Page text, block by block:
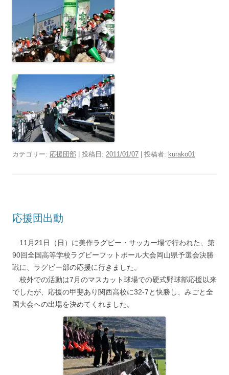
カテゴリー: 応援団部 | 投稿日: 2011/01/07 投稿者: kurako01
応援団出動
11月21日（日）に美作ラグビー・サッカー場で行われた、第
90回全国高等学校ラグビーフットボール大会岡山県予選会決勝
戦に、ラグビー部の応援に行きました。
校外での活動は7月のマスカット球場での硬式野球部応援以来
でしたが、応援の甲斐あり関西高校に32-7と快勝し、みごと全
国大会への出場を決めてくれました。